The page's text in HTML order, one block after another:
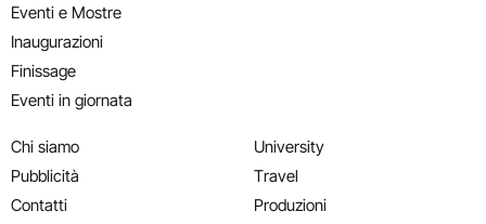
Eventi e Mostre
Inaugurazioni
Finissage
Eventi in giornata
Chi siamo
Pubblicità
Contatti
University
Travel
Produzioni